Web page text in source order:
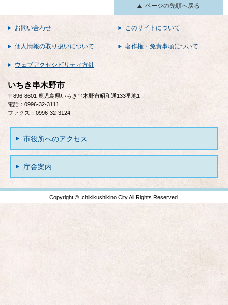
ページの先頭へ戻る
お問い合わせ このサイトについて
個人情報の取り扱いについて 著作権・免責事項について
ウェブアクセシビリティ方針
いちき串木野市
〒896-8601 鹿児島県いちき串木野市昭和通133番地1
電話：0996-32-3111
ファクス：0996-32-3124
市役所へのアクセス
庁舎案内
Copyright © Ichikikushikino City All Rights Reserved.